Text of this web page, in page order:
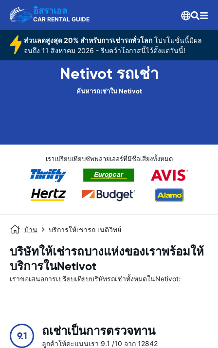
อิสราเอล
CAR RENTAL GUIDE
ส่วนลดสูงสุด 20% สำหรับการเช่ารถทั่วโลกโปรโมชั่นนี้มีผล
จนถึง 11 สิงหาคม 2026 - รีบคว้าโอกาสนี้ไว้ตั้งแต่วันนี้!
Netivot รถเช่า
ค้นหารถเช่าใน Netivot
เราเปรียบเทียบซัพพลายเออร์ที่มีชื่อเสียงทั้งหมด
บ้าน บริการให้เช่ารถ เนติวิทย์
บริษัทให้เช่ารถบางแห่งของเราพร้อมให้
บริการในNetivot
เราขอเสนอการเปรียบเทียบบริษัทรถเช่าทั้งหมดในNetivot:
9.1 ถเช่าเป็นการตรวจทาน
ลูกค้าให้คะแนนเรา 9.1 /10 จาก 12842